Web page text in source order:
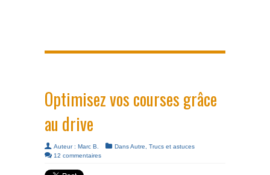
Optimisez vos courses grâce
au drive
Auteur : Marc B. DansAutre
Trucs et astuces
12 commentaires